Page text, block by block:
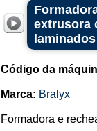
extrusora
laminados
Código da
Marca: Bralyx
Formadora e